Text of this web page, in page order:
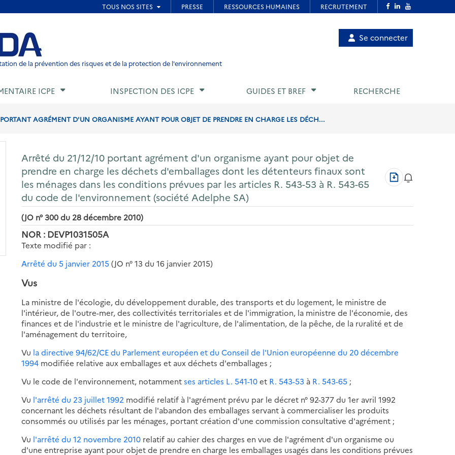
de page
de la prévention des risques et de la protection de l'environnement
Menu
utilisateur
Se connecter
ICPE INSPECTION DES ICPE GUIDES ET BREF RECHERCHE
AGRÉMENT D'UN ORGANISME AYANT POUR OBJET DE PRENDRE EN CHARGE LES DÉCH...
Arrêté du 21/12/10 portant agrément d'un organisme ayant pour objet de
prendre en charge les déchets d'emballages dont les détenteurs finaux sont
les ménages dans les conditions prévues par les articles R. 543-53 à R. 543-65
du code de l'environnement (société Adelphe SA)
Télécharger
au
PDF
(JO n° 300 du 28 décembre 2010)
NOR : DEVP1031505A
Texte modifié par :
Arrêté du 5 janvier 2015 (JO n° 13 du 16 janvier 2015)
Vus
La ministre de l'écologie, du développement durable, des transports et du logement, le ministre de
l'intérieur, de l'outre-mer, des collectivités territoriales et de l'immigration, la ministre de l'économie, des
finances et de l'industrie et le ministre de l'agriculture, de l'alimentation, de la pêche, de la ruralité et de
l'aménagement du territoire,
Vu la directive 94/62/CE du Parlement européen et du Conseil de l'Union européenne du 20 décembre
1994 modifiée relative aux emballages et aux déchets d'emballages ;
Vu le code de l'environnement, notammentses articles L. 541-10et R. 543-53 à R. 543-65 ;
Vu l'arrêté du 23 juillet 1992 modifié relatif à l'agrément prévu par le décret n° 92-377 du 1er avril 1992
concernant les déchets résultant de l'abandon des emballages servant à commercialiser les produits
consommés ou utilisés par les ménages, portant création d'une commission consultative d'agrément ;
Vu l'arrêté du 12 novembre 2010 relatif au cahier des charges en vue de l'agrément d'un organisme ou
d'une entreprise ayant pour objet de prendre en charge les emballages usagés dans les conditions prévues